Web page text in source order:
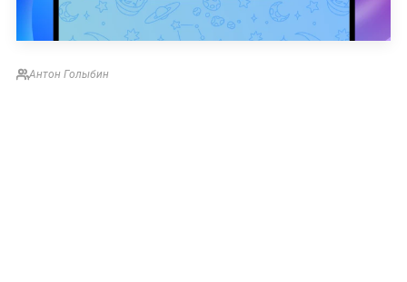
Антон Голыбин